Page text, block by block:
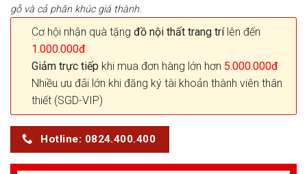
gỗ và cả phân khúc giá thành.
Cơ hội nhận quà tặng đồ nội thất trang trílên đến
1.000.000đ
Giảm trực tiếp khi mua đơn hàng lớn hơn 5.000.000đ
Nhiều ưu đãi lớn khi đăng ký tài khoản thành viên thân
thiết (SGD-VIP)
Hotline: 0824.400.400